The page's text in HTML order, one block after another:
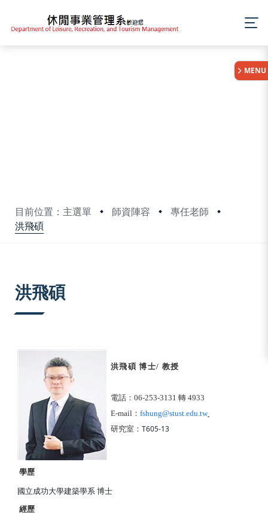
目前位置：主選單 師資陣容
專任老師
洪飛碩
MENU
洪飛碩
洪飛碩 博士/ 教授
電話： 06-253-3131 轉 4933
E-mail ： fshung@stust.edu.tw
研究室： T605-13
學歷
國立成功大學建築學系 博士
經歷